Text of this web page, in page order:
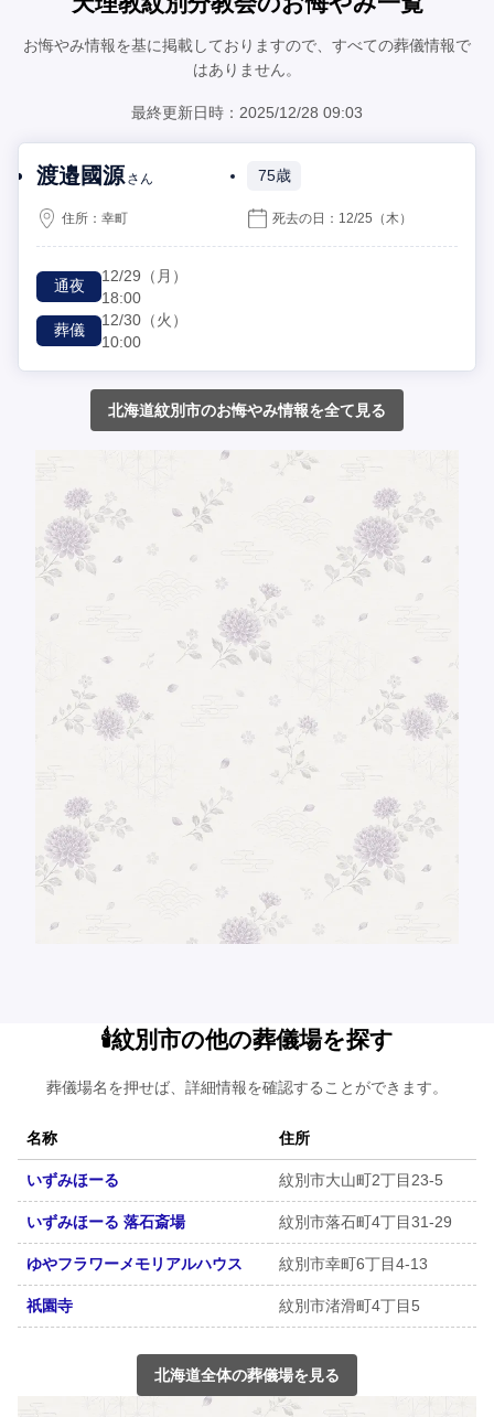
お悔やみ情報を基に掲載しておりますので、すべての葬儀情報で
はありません。
最終更新日時：2025/12/28 09:03
渡邉國源 さん 75歳
住所：幸町 死去の日： 12/25 （木）
通夜
12/29 （月）
18:00
葬儀
12/30 （火）
10:00
北海道紋別市のお悔やみ情報を全て見る
🕯️紋別市の他の葬儀場を探す
葬儀場名を押せば、詳細情報を確認することができます。
名称 住所
いずみほーる 紋別市大山町2丁目23-5
いずみほーる 落石斎場 紋別市落石町4丁目31-29
ゆやフラワーメモリアルハウス 紋別市幸町6丁目4-13
祇園寺 紋別市渚滑町4丁目5
北海道全体の葬儀場を見る